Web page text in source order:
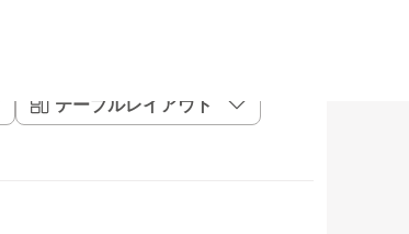
テーブルレイアウト